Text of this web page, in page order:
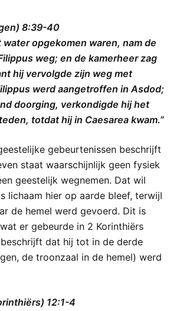
8:39-40
water opgekomen waren, nam de
weg; en de kamerheer zag
hij vervolgde zijn weg met
werd aangetroffen in Asdod;
doorging, verkondigde hij het
totdat hij in Caesarea kwam.”
gebeurtenissen beschrijft
staat waarschijnlijk geen fysiek
geestelijk wegnemen. Dat wil
lichaam hier op aarde bleef, terwijl
de hemel werd gevoerd. Dit is
er gebeurde in 2 Korinthiërs
beschrijft dat hij tot in de derde
de troonzaal in de hemel) werd
12:1-4